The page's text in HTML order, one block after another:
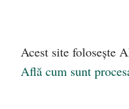
Acest site folosește
Află cum sunt